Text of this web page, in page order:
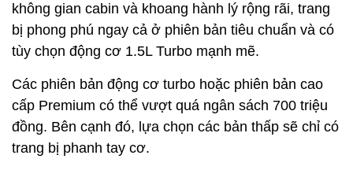
không gian cabin và khoang hành lý rộng rãi, trang
bị phong phú ngay cả ở phiên bản tiêu chuẩn và có
tùy chọn động cơ 1.5L Turbo mạnh mẽ.
Các phiên bản động cơ turbo hoặc phiên bản cao
cấp Premium có thể vượt quá ngân sách 700 triệu
đồng. Bên cạnh đó, lựa chọn các bản thấp sẽ chỉ có
trang bị phanh tay cơ.